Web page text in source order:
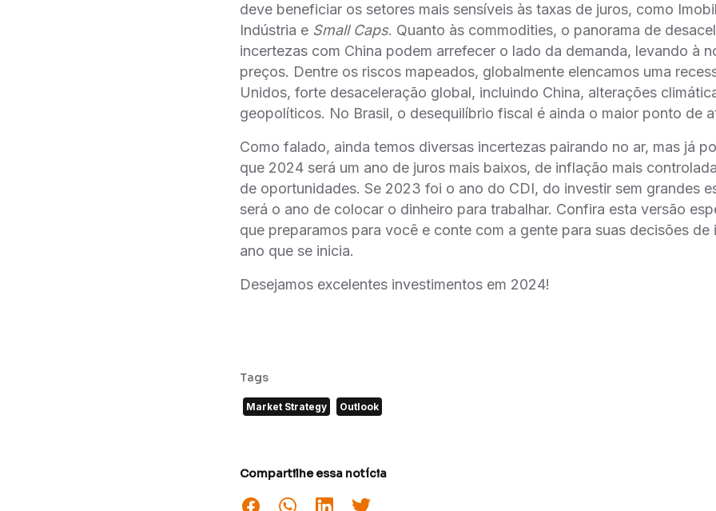
deve beneficiar os setores mais sensíveis às taxas de juros, como
Indústria e Small Caps. Quanto às commodities, o panorama de
incertezas com China podem arrefecer o lado da demanda, levando à
preços. Dentre os riscos mapeados, globalmente elencamos uma
Unidos, forte desaceleração global, incluindo China, alterações
geopolíticos. No Brasil, o desequilíbrio fiscal é ainda o maior ponto de
Como falado, ainda temos diversas incertezas pairando no ar, mas já
que 2024 será um ano de juros mais baixos, de inflação mais
de oportunidades. Se 2023 foi o ano do CDI, do investir sem grandes
será o ano de colocar o dinheiro para trabalhar. Confira esta versão
que preparamos para você e conte com a gente para suas decisões de
ano que se inicia.
Desejamos excelentes investimentos em 2024!
Tags
Market Strategy Outlook
Compartilhe essa notícia